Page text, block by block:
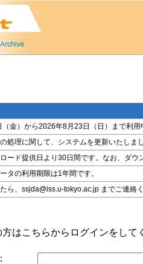
金）から2026年8月23日（日）まで利
処理に関して、システムを更新いたしま
ード提供日より30日間です。なお、ダ
タの利用期限は1年間です。
ら、ssjda@iss.u-tokyo.ac.jp までご連絡
はこちらからログインをして